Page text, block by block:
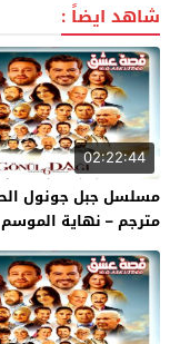
شاهد ايضاً :
02:22:44
مترجم – نهاية الموسم